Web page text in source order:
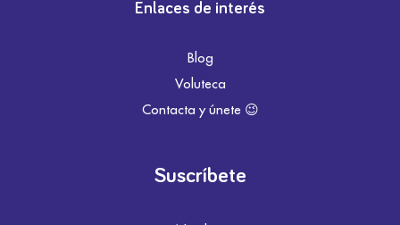
Enlaces de interés
Blog
Voluteca
Contacta y únete 😉
Suscríbete